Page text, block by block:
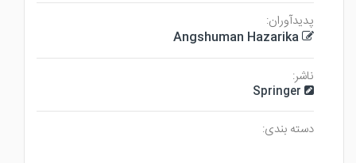
پدیدآوران:
Angshuman Hazarika
ناشر:
Springer
دسته بندی: